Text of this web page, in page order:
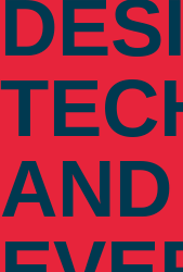
AND